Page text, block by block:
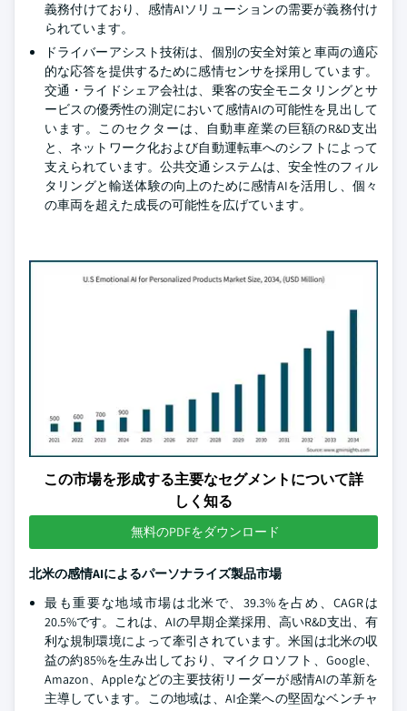
義務付けており、感情AIソリューションの需要が義務付け
られています。
ドライバーアシスト技術は、個別の安全対策と車両の適応
的な応答を提供するために感情センサを採用しています。
交通・ライドシェア会社は、乗客の安全モニタリングとサ
ービスの優秀性の測定において感情AIの可能性を見出して
います。このセクターは、自動車産業の巨額のR&D支出
と、ネットワーク化および自動運転車へのシフトによって
支えられています。公共交通システムは、安全性のフィル
タリングと輸送体験の向上のために感情AIを活用し、個々
の車両を超えた成長の可能性を広げています。
この市場を形成する主要なセグメントについて詳
しく知る
無料のPDFをダウンロード
北米の感情AIによるパーソナライズ製品市場
最も重要な地域市場は北米で、39.3%を占め、CAGRは
20.5%です。これは、AIの早期企業採用、高いR&D支出、有
利な規制環境によって牽引されています。米国は北米の収
益の約85%を生み出しており、マイクロソフト、Google、
Amazon、Appleなどの主要技術リーダーが感情AIの革新を
主導しています。この地域は、AI企業への堅固なベンチャ